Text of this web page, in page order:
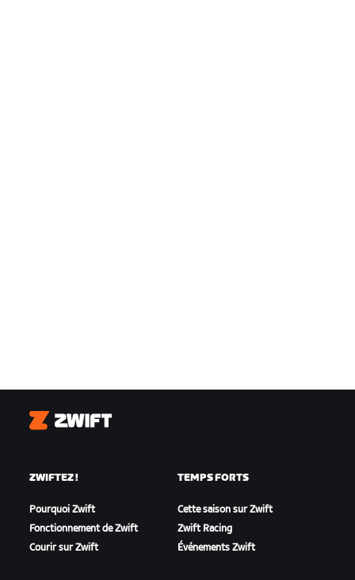
Zwift
ZWIFTEZ !
Pourquoi Zwift
Fonctionnement de Zwift
Courir sur Zwift
TEMPS FORTS
Cette saison sur Zwift
Zwift Racing
Événements Zwift